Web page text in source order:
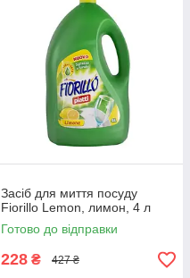
Засіб для миття посуду
Fiorillo Lemon, лимон, 4 л
Готово до відправки
228 ₴ 427 ₴